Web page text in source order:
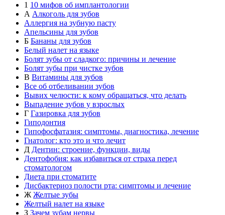
1 10 мифов об имплантологии
А Алкоголь для зубов
Аллергия на зубную пасту
Апельсины для зубов
Б Бананы для зубов
Белый налет на языке
Болят зубы от сладкого: причины и лечение
Болят зубы при чистке зубов
В Витамины для зубов
Все об отбеливании зубов
Вывих челюсти: к кому обращаться, что делать
Выпадение зубов у взрослых
Г Газировка для зубов
Гиподонтия
Гипофосфатазия: симптомы, диагностика, лечение
Гнатолог: кто это и что лечит
Д Дентин: строение, функции, виды
Дентофобия: как избавиться от страха перед
стоматологом
Диета при стоматите
Дисбактериоз полости рта: симптомы и лечение
Ж Желтые зубы
Желтый налет на языке
З Зачем зубам нервы